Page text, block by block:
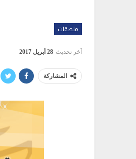
ملصقات
آخر تحديث 28 أبريل 2017
المشاركة